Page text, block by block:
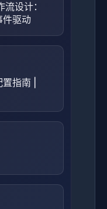
设计：
驱动
指南 |